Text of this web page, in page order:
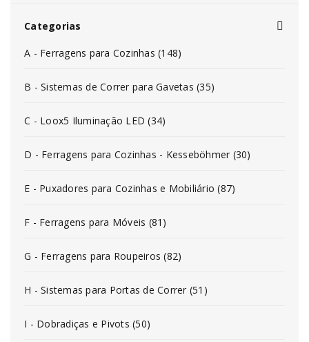
Categorias
A - Ferragens para Cozinhas (148)
B - Sistemas de Correr para Gavetas (35)
C - Loox5 Iluminação LED (34)
D - Ferragens para Cozinhas - Kesseböhmer (30)
E - Puxadores para Cozinhas e Mobiliário (87)
F - Ferragens para Móveis (81)
G - Ferragens para Roupeiros (82)
H - Sistemas para Portas de Correr (51)
I - Dobradiças e Pivots (50)